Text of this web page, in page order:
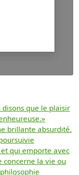
disons que le plaisir
brillante absurdité.
qui emporte avec
concerne la vie ou